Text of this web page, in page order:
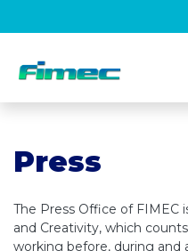
Exhibitor
Schedule
Press
The Press Office of FIMEC
and Creativity, which
working before, during and